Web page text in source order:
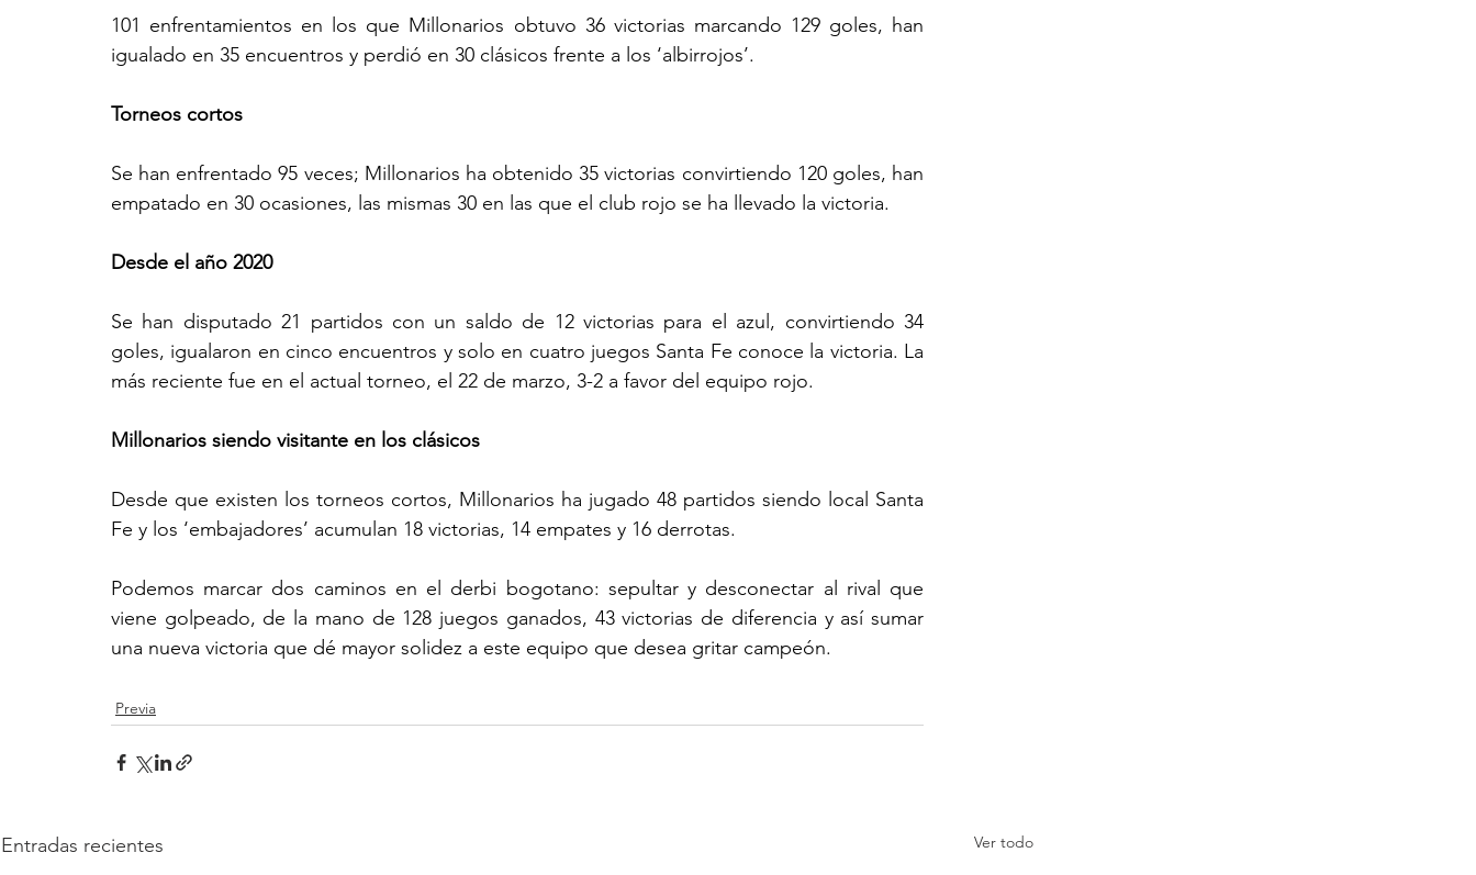
101 enfrentamientos en los que Millonarios obtuvo 36 victorias marcando 129 goles, han
igualado en 35 encuentros y perdió en 30 clásicos frente a los ‘albirrojos’.
Torneos cortos
Se han enfrentado 95 veces; Millonarios ha obtenido 35 victorias convirtiendo 120 goles, han
empatado en 30 ocasiones, las mismas 30 en las que el club rojo se ha llevado la victoria.
Desde el año 2020
Se han disputado 21 partidos con un saldo de 12 victorias para el azul, convirtiendo 34
goles, igualaron en cinco encuentros y solo en cuatro juegos Santa Fe conoce la victoria. La
más reciente fue en el actual torneo, el 22 de marzo, 3-2 a favor del equipo rojo.
Millonarios siendo visitante en los clásicos
Desde que existen los torneos cortos, Millonarios ha jugado 48 partidos siendo local Santa
Fe y los ‘embajadores’ acumulan 18 victorias, 14 empates y 16 derrotas.
Podemos marcar dos caminos en el derbi bogotano: sepultar y desconectar al rival que
viene golpeado, de la mano de 128 juegos ganados, 43 victorias de diferencia y así sumar
una nueva victoria que dé mayor solidez a este equipo que desea gritar campeón.
Previa
Entradas recientes Ver todo